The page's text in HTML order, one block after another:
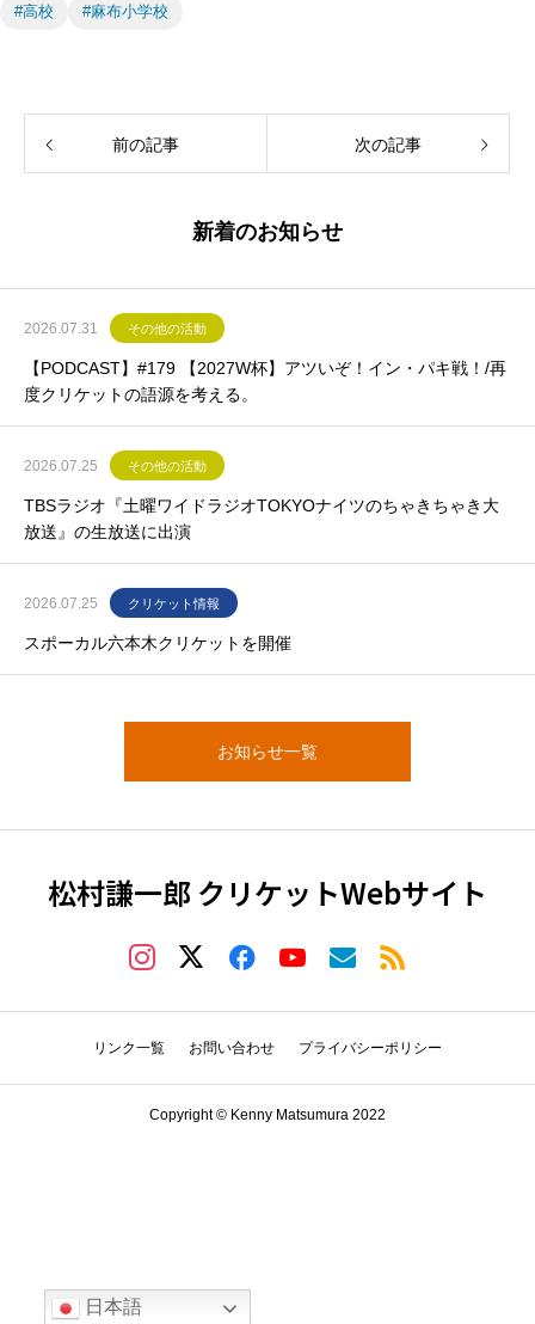
#高校
#麻布小学校
前の記事 次の記事
新着のお知らせ
2026.07.31 その他の活動
【PODCAST】#179 【2027W杯】アツいぞ！イン・パキ戦！/再
度クリケットの語源を考える。
2026.07.25 その他の活動
TBSラジオ『土曜ワイドラジオTOKYOナイツのちゃきちゃき大
放送』の生放送に出演
2026.07.25 クリケット情報
スポーカル六本木クリケットを開催
お知らせ一覧
松村謙一郎 クリケットWebサイト
リンク一覧 お問い合わせ プライバシーポリシー
Copyright © Kenny Matsumura 2022
日本語